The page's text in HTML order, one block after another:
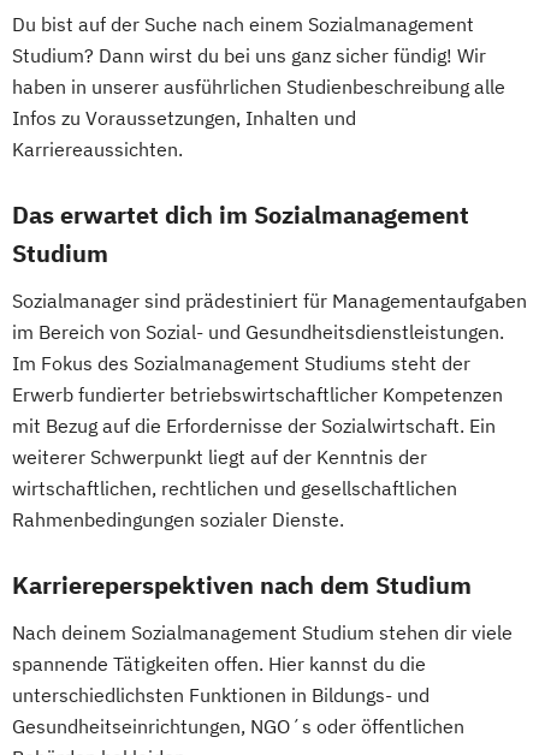
Medizin-
Gesundheits- und Sporttechnologie
Smart Building Technologies Sozial-
Gesundheits- & Public Management
Sozialpolitik & -management
Unternehmensführung
Tourismus- & Freizeitwirtschaft
Wirtschaft & Management for
Professionals
Wirtschaftsingenieurwesen
Du bist auf der Suche nach einem Sozialmanagement
Studium? Dann wirst du bei uns ganz sicher fündig! Wir
haben in unserer ausführlichen Studienbeschreibung alle
Infos zu Voraussetzungen, Inhalten und
Karriereaussichten.
Das erwartet dich im Sozialmanagement
Studium
Sozialmanager sind prädestiniert für Managementaufgaben
im Bereich von Sozial- und Gesundheitsdienstleistungen.
Im Fokus des Sozialmanagement Studiums steht der
Erwerb fundierter betriebswirtschaftlicher Kompetenzen
mit Bezug auf die Erfordernisse der Sozialwirtschaft. Ein
weiterer Schwerpunkt liegt auf der Kenntnis der
wirtschaftlichen, rechtlichen und gesellschaftlichen
Rahmenbedingungen sozialer Dienste.
Karriereperspektiven nach dem Studium
Nach deinem Sozialmanagement Studium stehen dir viele
spannende Tätigkeiten offen. Hier kannst du die
unterschiedlichsten Funktionen in Bildungs- und
Gesundheitseinrichtungen, NGO´s oder öffentlichen